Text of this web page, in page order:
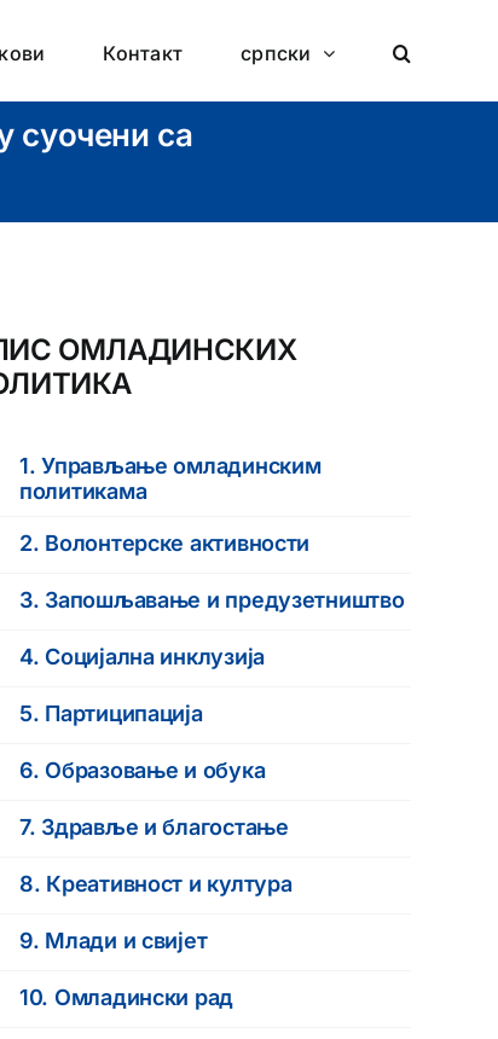
Контакт српски
суочени са
ОМЛАДИНСКИХ
1. Управљање омладинским
политикама
2. Волонтерске активности
3. Запошљавање и предузетништво
4. Социјална инклузија
5. Партиципација
6. Образовање и обука
7. Здравље и благостање
8. Креативност и култура
9. Млади и свијет
10. Омладински рад